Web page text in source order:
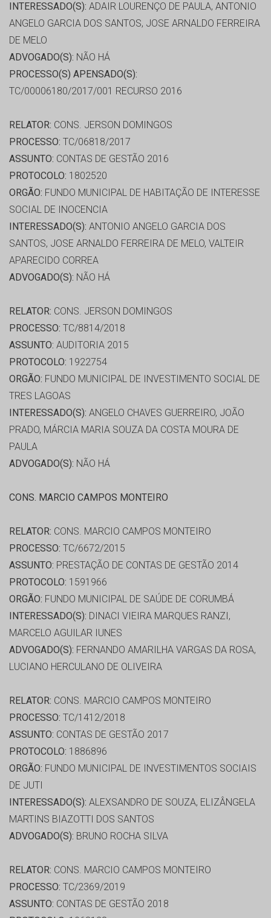
INTERESSADO(S): ADAIR LOURENÇO DE PAULA, ANTONIO
ANGELO GARCIA DOS SANTOS, JOSE ARNALDO FERREIRA
DE MELO
ADVOGADO(S): NÃO HÁ
PROCESSO(S) APENSADO(S):
TC/00006180/2017/001 RECURSO 2016
RELATOR: CONS. JERSON DOMINGOS
PROCESSO: TC/06818/2017
ASSUNTO: CONTAS DE GESTÃO 2016
PROTOCOLO: 1802520
ORGÃO: FUNDO MUNICIPAL DE HABITAÇÃO DE INTERESSE
SOCIAL DE INOCENCIA
INTERESSADO(S): ANTONIO ANGELO GARCIA DOS
SANTOS, JOSE ARNALDO FERREIRA DE MELO, VALTEIR
APARECIDO CORREA
ADVOGADO(S): NÃO HÁ
RELATOR: CONS. JERSON DOMINGOS
PROCESSO: TC/8814/2018
ASSUNTO: AUDITORIA 2015
PROTOCOLO: 1922754
ORGÃO: FUNDO MUNICIPAL DE INVESTIMENTO SOCIAL DE
TRES LAGOAS
INTERESSADO(S): ANGELO CHAVES GUERREIRO, JOÃO
PRADO, MÁRCIA MARIA SOUZA DA COSTA MOURA DE
PAULA
ADVOGADO(S): NÃO HÁ
CONS. MARCIO CAMPOS MONTEIRO
RELATOR: CONS. MARCIO CAMPOS MONTEIRO
PROCESSO: TC/6672/2015
ASSUNTO: PRESTAÇÃO DE CONTAS DE GESTÃO 2014
PROTOCOLO: 1591966
ORGÃO: FUNDO MUNICIPAL DE SAÚDE DE CORUMBÁ
INTERESSADO(S): DINACI VIEIRA MARQUES RANZI,
MARCELO AGUILAR IUNES
ADVOGADO(S): FERNANDO AMARILHA VARGAS DA ROSA,
LUCIANO HERCULANO DE OLIVEIRA
RELATOR: CONS. MARCIO CAMPOS MONTEIRO
PROCESSO: TC/1412/2018
ASSUNTO: CONTAS DE GESTÃO 2017
PROTOCOLO: 1886896
ORGÃO: FUNDO MUNICIPAL DE INVESTIMENTOS SOCIAIS
DE JUTI
INTERESSADO(S): ALEXSANDRO DE SOUZA, ELIZÂNGELA
MARTINS BIAZOTTI DOS SANTOS
ADVOGADO(S): BRUNO ROCHA SILVA
RELATOR: CONS. MARCIO CAMPOS MONTEIRO
PROCESSO: TC/2369/2019
ASSUNTO: CONTAS DE GESTÃO 2018